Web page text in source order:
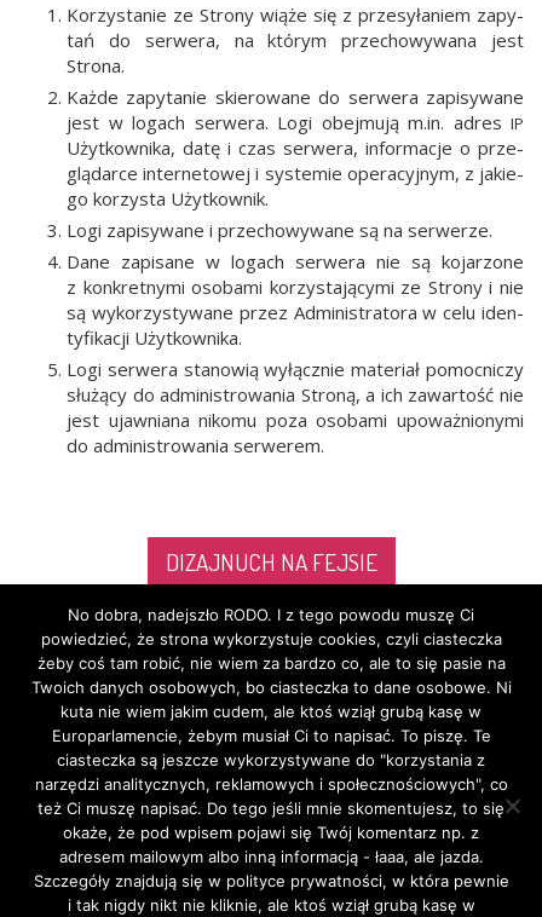
Korzy­sta­nie ze Stro­ny wią­że się z prze­sy­ła­niem zapy­
tań do ser­we­ra, na któ­rym prze­cho­wy­wa­na jest
Strona.
Każ­de zapy­ta­nie skie­ro­wa­ne do ser­we­ra zapi­sy­wa­ne
jest w logach ser­we­ra. Logi obej­mu­ją m.in. adres IP
Użyt­kow­ni­ka, datę i czas ser­we­ra, infor­ma­cje o prze­
glą­dar­ce inter­ne­to­wej i sys­te­mie ope­ra­cyj­nym, z jakie­
go korzy­sta Użytkownik.
Logi zapi­sy­wa­ne i prze­cho­wy­wa­ne są na serwerze.
Dane zapi­sa­ne w logach ser­we­ra nie są koja­rzo­ne
z kon­kret­ny­mi oso­ba­mi korzy­sta­ją­cy­mi ze Stro­ny i nie
są wyko­rzy­sty­wa­ne przez Admi­ni­stra­to­ra w celu iden­
ty­fi­ka­cji Użytkownika.
Logi ser­we­ra sta­no­wią wyłącz­nie mate­riał pomoc­ni­czy
słu­żą­cy do admi­ni­stro­wa­nia Stro­ną, a ich zawar­tość nie
jest ujaw­nia­na niko­mu poza oso­ba­mi upo­waż­nio­ny­mi
do admi­ni­stro­wa­nia serwerem.
DIZAJNUCH NA FEJSIE
DIZAJNUCH NA FEJSIE
DIZAJNUCH NA INSTAGRAMIE
No dobra, nadejszło RODO. I z tego powodu muszę Ci
powiedzieć, że strona wykorzystuje cookies, czyli ciasteczka
żeby coś tam robić, nie wiem za bardzo co, ale to się pasie na
Twoich danych osobowych, bo ciasteczka to dane osobowe. Ni
kuta nie wiem jakim cudem, ale ktoś wziął grubą kasę w
Europarlamencie, żebym musiał Ci to napisać. To piszę. Te
ciasteczka są jeszcze wykorzystywane do "korzystania z
narzędzi analitycznych, reklamowych i społecznościowych", co
też Ci muszę napisać. Do tego jeśli mnie skomentujesz, to się
okaże, że pod wpisem pojawi się Twój komentarz np. z
adresem mailowym albo inną informacją - łaaa, ale jazda.
Szczegóły znajdują się w polityce prywatności, w która pewnie
i tak nigdy nikt nie kliknie, ale ktoś wziął grubą kasę w